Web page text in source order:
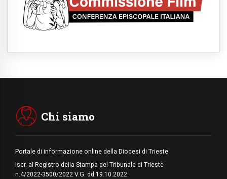
Fra Marco Vianelli: alla scuola di san
Francesco per imparare il Vangelo della
pace
Chi siamo
Portale di informazione online della Diocesi di Trieste
Iscr. al Registro della Stampa del Tribunale di Trieste
n.4/2022-3500/2022 V.G. dd.19.10.2022